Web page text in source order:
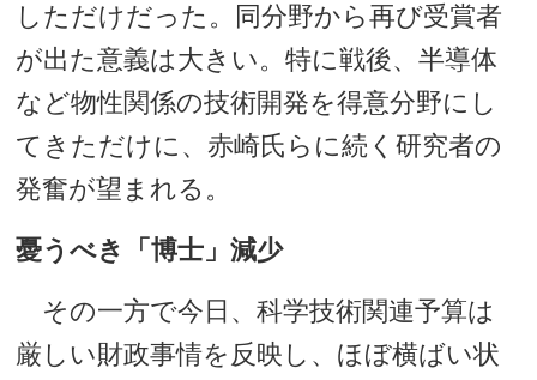
しただけだった。同分野から再び受賞者
が出た意義は大きい。特に戦後、半導体
など物性関係の技術開発を得意分野にし
てきただけに、赤崎氏らに続く研究者の
発奮が望まれる。
憂うべき「博士」減少
その一方で今日、科学技術関連予算は
厳しい財政事情を反映し、ほぼ横ばい状